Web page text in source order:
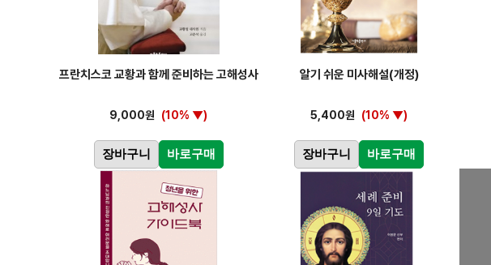
프란치스코 교황과 함께 준비하는 고해성사
9,000원 (10% ▼)
장바구니 바로구매
알기 쉬운 미사해설(개정)
5,400원 (10% ▼)
장바구니 바로구매